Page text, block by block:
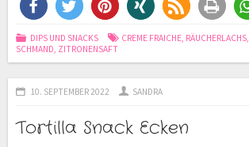
DIPS UND SNACKS CREME FRAICHE, RÄUCHERLACHS,
SCHMAND, ZITRONENSAFT
10. SEPTEMBER 2022 SANDRA
Tortilla Snack Ecken